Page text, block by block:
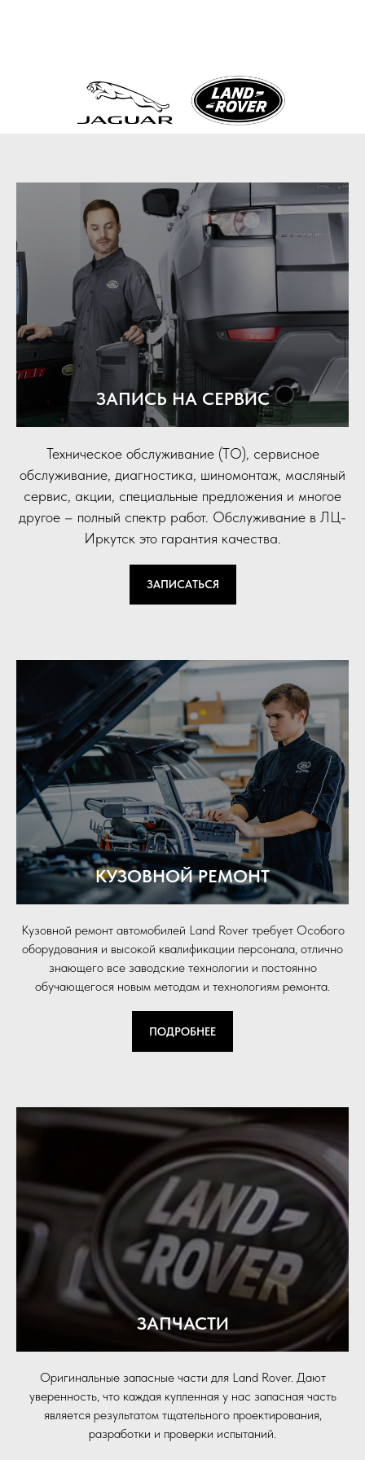
в
ЗАПИСЬ НА СЕРВИС
Техническое обслуживание (ТО), сервисное
обслуживание, диагностика, шиномонтаж, масляный
сервис, акции, специальные предложения и многое
другое – полный спектр работ. Обслуживание в ЛЦ-
Иркутск это гарантия качества.
ЗАПИСАТЬСЯ
КУЗОВНОЙ РЕМОНТ
Кузовной ремонт автомобилей Land Rover требует Особого
оборудования и высокой квалификации персонала, отлично
знающего все заводские технологии и постоянно
обучающегося новым методам и технологиям ремонта.
ПОДРОБНЕЕ
ЗАПЧАСТИ
Оригинальные запасные части для Land Rover. Дают
уверенность, что каждая купленная у нас запасная часть
является результатом тщательного проектирования,
разработки и проверки испытаний.